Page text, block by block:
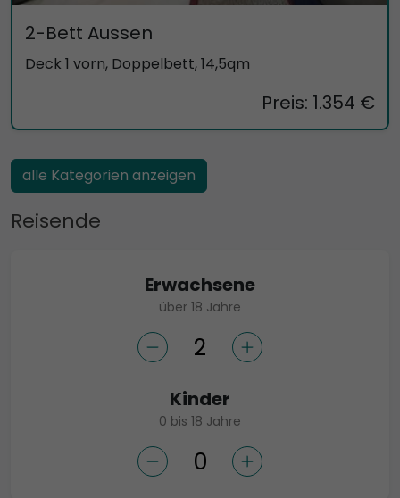
2-Bett Aussen
Deck 1 vorn, Doppelbett, 14,5qm
Preis: 1.354 €
alle Kategorien anzeigen
Reisende
Erwachsene
über 18 Jahre
Kinder
0 bis 18 Jahre